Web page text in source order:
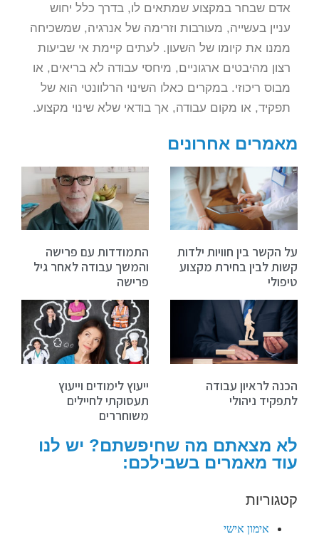
אדם שבחר במקצוע שמתאים לו, בדרך כלל יחוש
עניין בעשייה, מעורבות וזרימה של אנרגיה, שמשכיחה
ממנו את קיומו של השעון. לעתים קיימת אי שביעות
רצון מהיבטים ארגוניים, מיחסי עבודה לא בריאים, או
מבוס ריכוזי. במקרים כאלו השינוי הרלוונטי הוא של
תפקיד, או מקום עבודה, אך בודאי שלא שינוי מקצוע.
מאמרים אחרונים
על הקשר בין חוויות ילדות
קשות לבין בחירת מקצוע
טיפולי
התמודדות עם פרישה
והמשך עבודה לאחר גיל
פרישה
הכנה לראיון עבודה
לתפקיד ניהולי
ייעוץ לימודים וייעוץ
תעסוקתי לחיילים
משוחררים
לא מצאתם מה שחיפשתם? יש לנו
עוד מאמרים בשבילכם:
קטגוריות
אימון אישי